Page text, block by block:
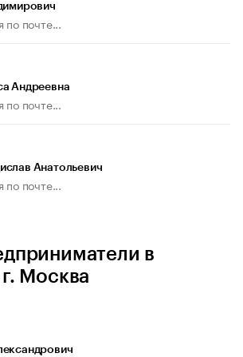
по почте...
Андреевна
по почте...
Анатольевич
по почте...
в
Москва